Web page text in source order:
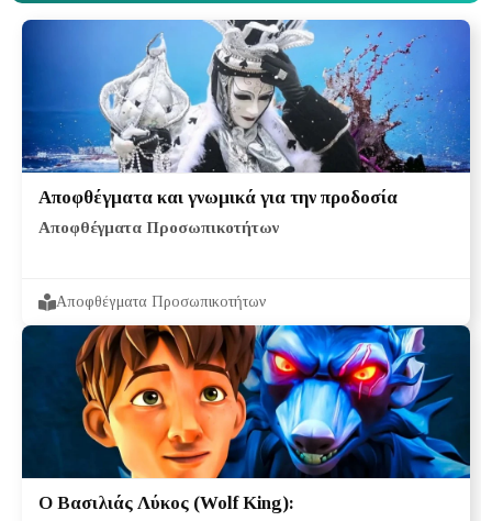
Αποφθέγματα και γνωμικά για την προδοσία
Αποφθέγματα Προσωπικοτήτων
Αποφθέγματα Προσωπικοτήτων
Ο Βασιλιάς Λύκος (Wolf King):